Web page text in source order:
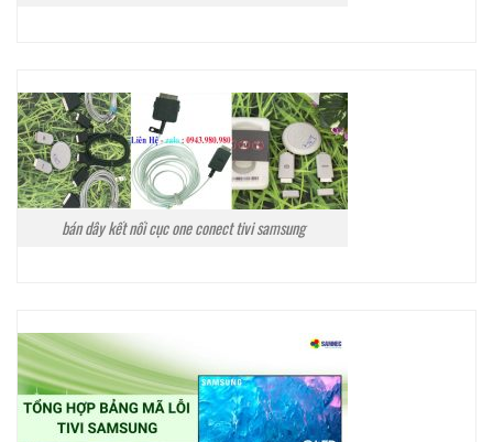
bán dây kết nối cục one conect tivi samsung